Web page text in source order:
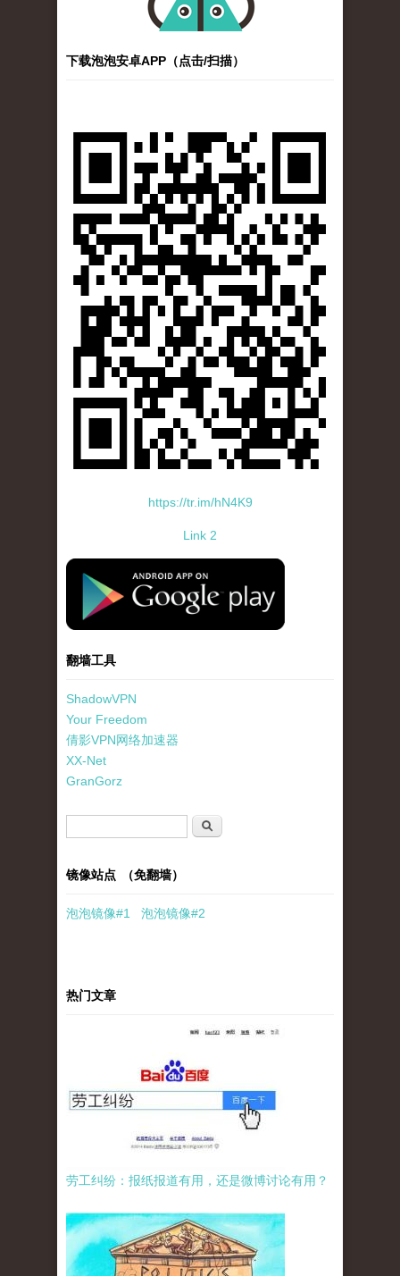
下载泡泡安卓APP（点击/扫描）
https://tr.im/hN4K9
Link 2
standard-icon-googleplay-app-store.png
翻墙工具
ShadowVPN
Your Freedom
倩影VPN网络加速器
XX-Net
GranGorz
搜索
镜像站点 （免翻墙）
泡泡镜像#1 泡泡镜像#2
热门文章
劳工纠纷：报纸报道有用，还是微博讨论有用？